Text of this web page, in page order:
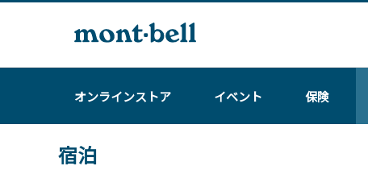
オンラインストア イベント 保険
宿泊